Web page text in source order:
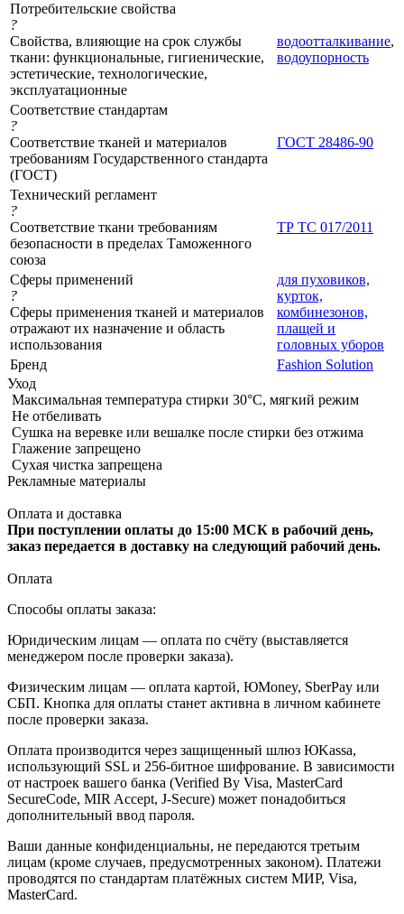
Потребительские свойства
?
Свойства, влияющие на срок службы
ткани: функциональные, гигиенические,
эстетические, технологические,
эксплуатационные
водоотталкивание,
водоупорность
Соответствие стандартам
?
Соответствие тканей и материалов
требованиям Государственного стандарта
(ГОСТ)
ГОСТ 28486-90
Технический регламент
?
Соответствие ткани требованиям
безопасности в пределах Таможенного
союза
ТР ТС 017/2011
Сферы применений
?
Сферы применения тканей и материалов
отражают их назначение и область
использования
для пуховиков,
курток,
комбинезонов,
плащей и
головных уборов
Бренд
Fashion Solution
Уход
Максимальная температура стирки 30°C, мягкий режим
Не отбеливать
Сушка на веревке или вешалке после стирки без отжима
Глажение запрещено
Сухая чистка запрещена
Рекламные материалы
Оплата и доставка
При поступлении оплаты до 15:00 МСК в рабочий день,
заказ передается в доставку на следующий рабочий день.
Оплата
Способы оплаты заказа:
Юридическим лицам — оплата по счёту (выставляется
менеджером после проверки заказа).
Физическим лицам — оплата картой, ЮMoney, SberPay или
СБП. Кнопка для оплаты станет активна в личном кабинете
после проверки заказа.
Оплата производится через защищенный шлюз ЮKassa,
использующий SSL и 256-битное шифрование. В зависимости
от настроек вашего банка (Verified By Visa, MasterCard
SecureCode, MIR Accept, J-Secure) может понадобиться
дополнительный ввод пароля.
Ваши данные конфиденциальны, не передаются третьим
лицам (кроме случаев, предусмотренных законом). Платежи
проводятся по стандартам платёжных систем МИР, Visa,
MasterCard.